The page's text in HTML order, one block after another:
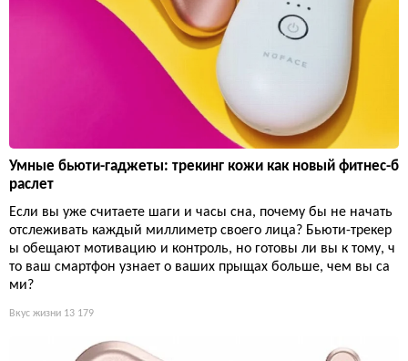
Умные бьюти-гаджеты: трекинг кожи как новый фитнес-б
раслет
Если вы уже считаете шаги и часы сна, почему бы не начать
отслеживать каждый миллиметр своего лица? Бьюти-трекер
ы обещают мотивацию и контроль, но готовы ли вы к тому, ч
то ваш смартфон узнает о ваших прыщах больше, чем вы са
ми?
Вкус жизни 13 179